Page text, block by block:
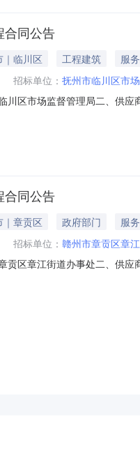
合同公告
临川区 工程建筑
服务
招标单位： 抚州市临川区市
川区市场监督管理局二、供
事项：无八、联系方式1、采
合同公告
章贡区 政府部门
服务
招标单位： 赣州市章贡区章
贡区章江街道办事处二、供
、其它事项：无八、联系方